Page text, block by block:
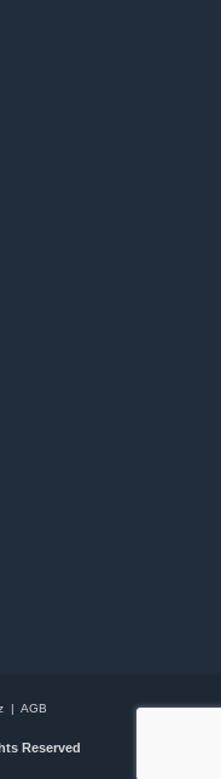
| AGB
Reserved